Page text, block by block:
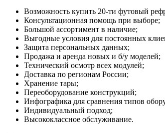
Возможность купить 20-ти футовый
Консультационная помощь при выборе;
Большой ассортимент в наличие;
Выгодные условия для постоянных
Защита персональных данных;
Продажа и аренда новых и б/у моделей;
Технический осмотр всех модулей;
Доставка по регионам России;
Хранение тары;
Переоборудование конструкций;
Инфографика для сравнения типов
Индивидуальный подход;
Высококлассное обслуживание.